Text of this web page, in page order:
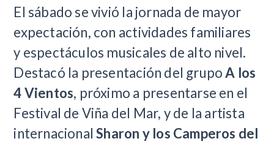
El sábado se vivió la jornada de mayor
expectación, con actividades familiares
y espectáculos musicales de alto nivel.
Destacó la presentación del grupoA los
4 Vientos, próximo a presentarse en el
Festival de Viña del Mar, y de la artista
internacionalSharon y los Camperos del